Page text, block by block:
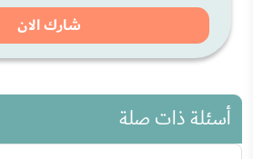
شارك الان
أسئلة ذات صلة